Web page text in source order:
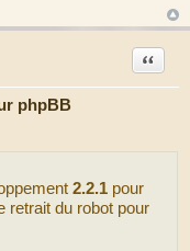
phpBB
Citation
2.2.1 pour
retrait du robot pour